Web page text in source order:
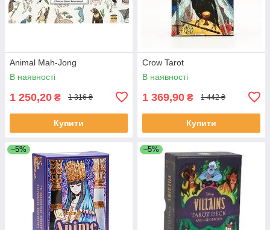
Animal Mah-Jong
В наявності
1 250,20 ₴ 1 316 ₴
Купити
Crow Tarot
В наявності
1 369,90 ₴ 1 442 ₴
Купити
–5% –5%